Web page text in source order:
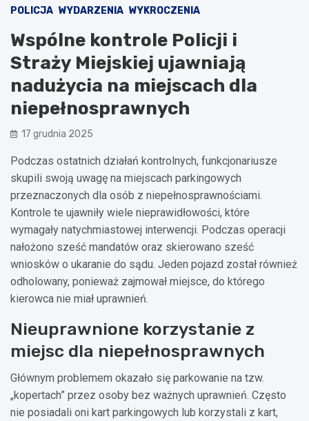
POLICJA WYDARZENIA WYKROCZENIA
Wspólne kontrole Policji i
Straży Miejskiej ujawniają
nadużycia na miejscach dla
niepełnosprawnych
17 grudnia 2025
Podczas ostatnich działań kontrolnych, funkcjonariusze
skupili swoją uwagę na miejscach parkingowych
przeznaczonych dla osób z niepełnosprawnościami.
Kontrole te ujawniły wiele nieprawidłowości, które
wymagały natychmiastowej interwencji. Podczas operacji
nałożono sześć mandatów oraz skierowano sześć
wniosków o ukaranie do sądu. Jeden pojazd został również
odholowany, ponieważ zajmował miejsce, do którego
kierowca nie miał uprawnień.
Nieuprawnione korzystanie z
miejsc dla niepełnosprawnych
Głównym problemem okazało się parkowanie na tzw.
„kopertach” przez osoby bez ważnych uprawnień. Często
nie posiadali oni kart parkingowych lub korzystali z kart,